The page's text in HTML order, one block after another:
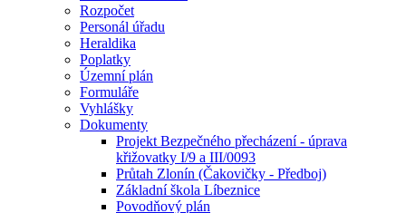
Rozpočet
Personál úřadu
Heraldika
Poplatky
Územní plán
Formuláře
Vyhlášky
Dokumenty
Projekt Bezpečného přecházení - úprava
křižovatky I/9 a III/0093
Průtah Zlonín (Čakovičky - Předboj)
Základní škola Líbeznice
Povodňový plán